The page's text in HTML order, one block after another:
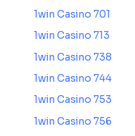
1win Casino 701
1win Casino 713
1win Casino 738
1win Casino 744
1win Casino 753
1win Casino 756